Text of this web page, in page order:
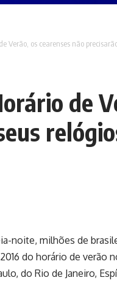
Verão, os cearenses não
de
noite, milhões de
do horário de verão
do Rio de Janeiro,